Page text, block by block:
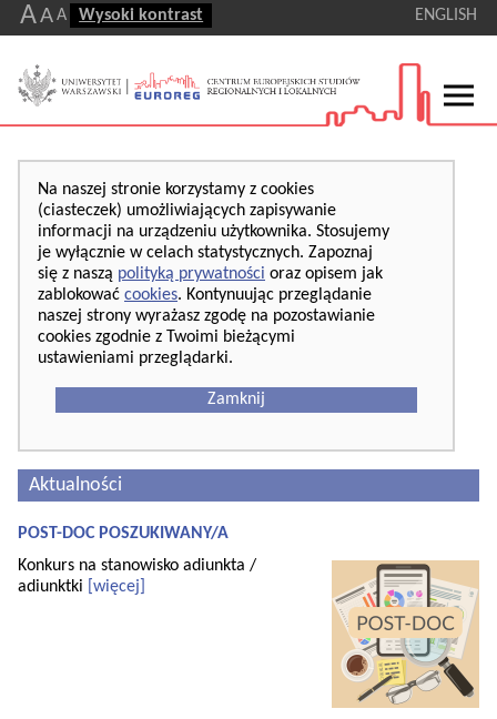
AA A Wysoki kontrast ENGLISH
Na naszej stronie korzystamy z cookies
(ciasteczek) umożliwiających zapisywanie
informacji na urządzeniu użytkownika. Stosujemy
je wyłącznie w celach statystycznych. Zapoznaj
się z naszą polityką prywatności oraz opisem jak
zablokować cookies. Kontynuując przeglądanie
naszej strony wyrażasz zgodę na pozostawianie
cookies zgodnie z Twoimi bieżącymi
ustawieniami przeglądarki.
Zamknij
Aktualności
POST-DOC POSZUKIWANY/A
Konkurs na stanowisko adiunkta /
adiunktki
[więcej]